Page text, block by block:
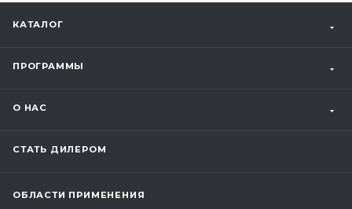
КАТАЛОГ
ПРОГРАММЫ
О НАС
СТАТЬ ДИЛЕРОМ
ОБЛАСТИ ПРИМЕНЕНИЯ